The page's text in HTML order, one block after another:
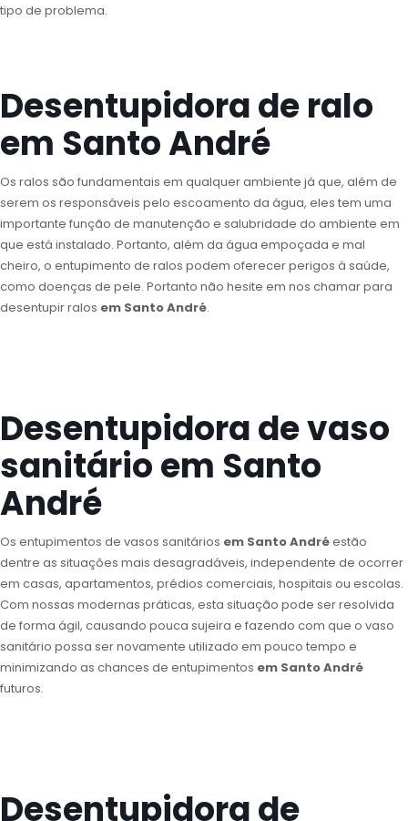
tipo de problema.
Desentupidora de ralo
em Santo André
Os ralos são fundamentais em qualquer ambiente já que, além de
serem os responsáveis pelo escoamento da água, eles tem uma
importante função de manutenção e salubridade do ambiente em
que está instalado. Portanto, além da água empoçada e mal
cheiro, o entupimento de ralos podem oferecer perigos à saúde,
como doenças de pele. Portanto não hesite em nos chamar para
desentupir ralos em Santo André.
Desentupidora de vaso
sanitário em Santo
André
Os entupimentos de vasos sanitários em Santo Andréestão
dentre as situações mais desagradáveis, independente de ocorrer
em casas, apartamentos, prédios comerciais, hospitais ou escolas.
Com nossas modernas práticas, esta situação pode ser resolvida
de forma ágil, causando pouca sujeira e fazendo com que o vaso
sanitário possa ser novamente utilizado em pouco tempo e
minimizando as chances de entupimentos em Santo André
futuros.
Desentupidora de